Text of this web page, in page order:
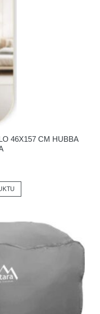
46X157 CM HUBBA